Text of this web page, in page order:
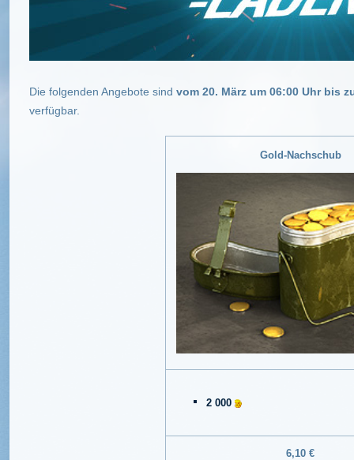
Die folgenden Angebote sind vom 20. März um 06:00 Uhr bis
verfügbar.
Gold-Nachschub
2 000
6,10 €